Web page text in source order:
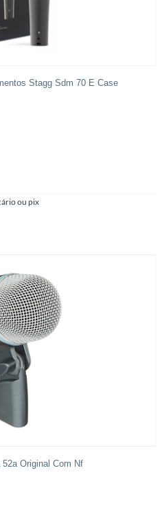
Stagg Sdm 70 E Case
no cartão, Depósito Bancário ou pix
Original Com Nf